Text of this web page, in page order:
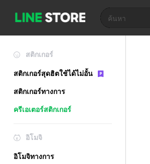
สติกเกอร์
สติกเกอร์สุดฮิตใช้ได้ไม่อั้น
สติกเกอร์ทางการ
ครีเอเตอร์สติกเกอร์
อิโมจิ
อิโมจิทางการ